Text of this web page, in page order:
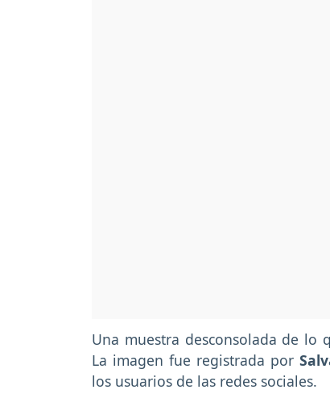
Una muestra desconsolada de lo
La imagen fue registrada por
los usuarios de las redes sociales.